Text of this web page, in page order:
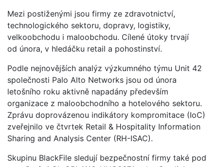
Mezi postiženými jsou firmy ze zdravotnictví,
technologického sektoru, dopravy, logistiky,
velkoobchodu i maloobchodu. Cílené útoky trvají
od února, v hledáčku retail a pohostinství.
Podle nejnovějších analýz výzkumného týmu Unit 42
společnosti Palo Alto Networks jsou od února
letošního roku aktivně napadány především
organizace z maloobchodního a hotelového sektoru.
Zprávu doprovázenou indikátory kompromitace (IoC)
zveřejnilo ve čtvrtek Retail & Hospitality Information
Sharing and Analysis Center (RH-ISAC).
Skupinu BlackFile sledují bezpečnostní firmy také pod